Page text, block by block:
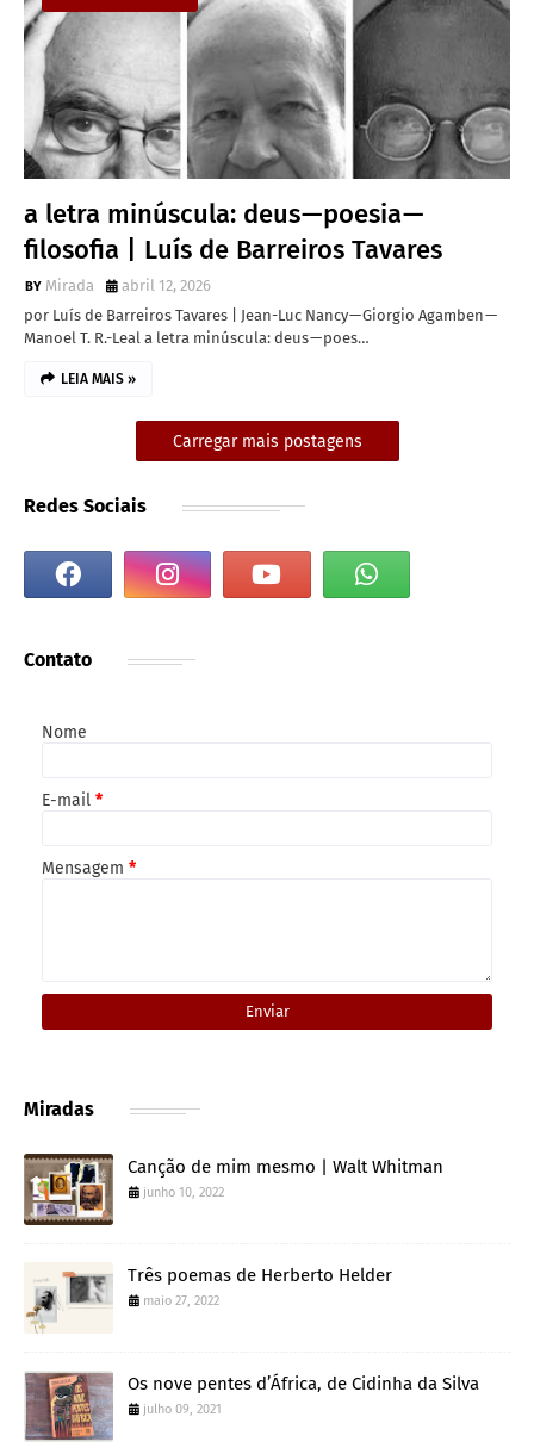
a letra minúscula: deus — poesia —
filosofia | Luís de Barreiros Tavares
Mirada
abril 12, 2026
por Luís de Barreiros Tavares | Jean-Luc Nancy — Giorgio Agamben —
Manoel T. R.-Leal a letra minúscula: deus — poes…
LEIA MAIS »
Carregar mais postagens
Redes Sociais
Contato
Nome
E-mail *
Mensagem *
Miradas
Canção de mim mesmo | Walt Whitman
junho 10, 2022
Três poemas de Herberto Helder
maio 27, 2022
Os nove pentes d’África, de Cidinha da Silva
julho 09, 2021